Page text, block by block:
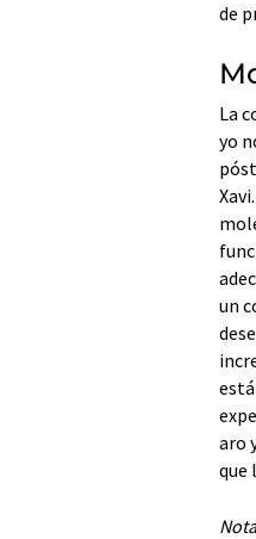
de
La
yo
un
aro
que